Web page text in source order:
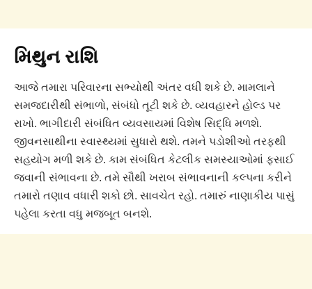
મિથુન રાશિ
આજે તમારા પરિવારના સભ્યોથી અંતર વધી શકે છે. મામલાને
સમજદારીથી સંભાળો, સંબંધો તૂટી શકે છે. વ્યવહારને હોલ્ડ પર
રાખો. ભાગીદારી સંબંધિત વ્યવસાયમાં વિશેષ સિદ્ધિ મળશે.
જીવનસાથીના સ્વાસ્થ્યમાં સુધારો થશે. તમને પડોશીઓ તરફથી
સહયોગ મળી શકે છે. કામ સંબંધિત કેટલીક સમસ્યાઓમાં ફસાઈ
જવાની સંભાવના છે. તમે સૌથી ખરાબ સંભાવનાની કલ્પના કરીને
તમારો તણાવ વધારી શકો છો. સાવચેત રહો. તમારું નાણાકીય પાસું
પહેલા કરતા વધુ મજબૂત બનશે.